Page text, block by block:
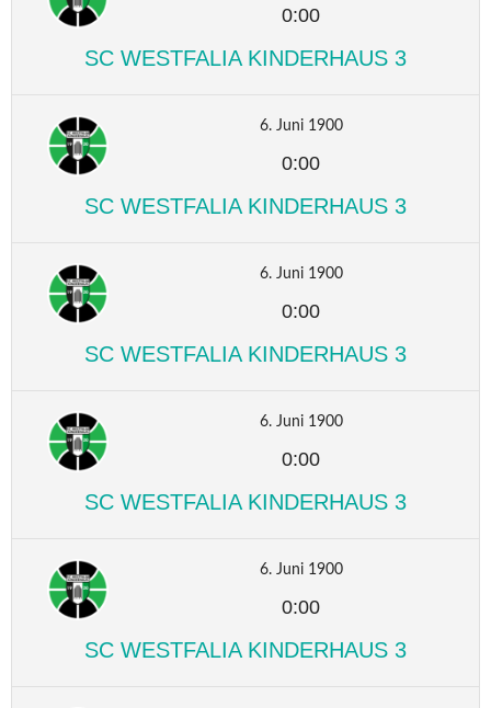
0:00
SC WESTFALIA KINDERHAUS 3
6. Juni 1900
0:00
SC WESTFALIA KINDERHAUS 3
6. Juni 1900
0:00
SC WESTFALIA KINDERHAUS 3
6. Juni 1900
0:00
SC WESTFALIA KINDERHAUS 3
6. Juni 1900
0:00
SC WESTFALIA KINDERHAUS 3